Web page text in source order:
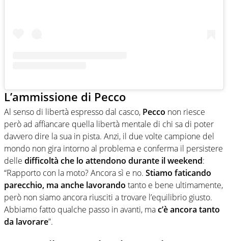
L’ammissione di Pecco
Al senso di libertà espresso dal casco, Pecco non riesce
però ad affiancare quella libertà mentale di chi sa di poter
davvero dire la sua in pista. Anzi, il due volte campione del
mondo non gira intorno al problema e conferma il persistere
delle difficoltà che lo attendono durante il weekend:
“Rapporto con la moto? Ancora sì e no. Stiamo faticando
parecchio, ma anche lavorando tanto e bene ultimamente,
però non siamo ancora riusciti a trovare l’equilibrio giusto.
Abbiamo fatto qualche passo in avanti, mac’è ancora tanto
da lavorare”.